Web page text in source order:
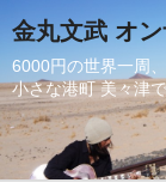
金丸文武 オ
6000円の世界一周
小さな港町 美々津